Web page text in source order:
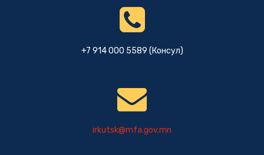
+7 914 000 5589 (Консул)
irkutsk@mfa.gov.mn